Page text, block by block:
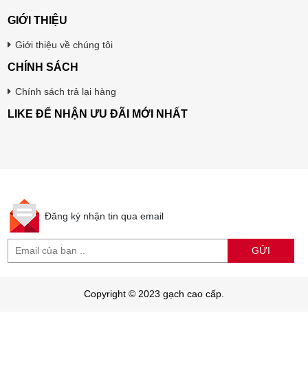
GIỚI THIỆU
Giới thiệu về chúng tôi
CHÍNH SÁCH
Chính sách trả lại hàng
LIKE ĐỂ NHẬN ƯU ĐÃI MỚI NHẤT
Đăng ký nhận tin qua email
GỬI
Copyright © 2023 gạch cao cấp.